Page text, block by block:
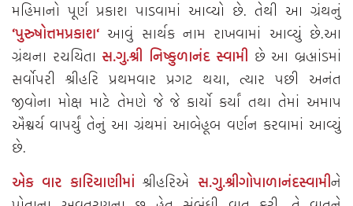
મહિમાનો પૂર્ણ પ્રકાશ પાડવામાં આવ્યો છે. તેથી આ ગ્રંથનું
‘પુરુષોત્તમપ્રકાશ‘ આવું સાર્થક નામ રાખવામાં આવ્યું છે.આ
ગ્રંથના રચયિતાસ.ગુ.શ્રી નિષ્કુળાનંદ સ્વામી છે આ બ્રહ્માંડમાં
સર્વોપરી શ્રીહરિ પ્રથમવાર પ્રગટ થયા, ત્યાર પછી અનંત
જીવોના મોક્ષ માટે તેમણે જે જે કાર્યો કર્યાં તથા તેમાં અમાપ
ઐશ્વર્ય વાપર્યું તેનું આ ગ્રંથમાં આબેહૂબ વર્ણન કરવામાં આવ્યું
છે.
એક વાર કારિયાણીમાં શ્રીહરિએ સ.ગુ.શ્રીગોપાળાનંદસ્વામીને